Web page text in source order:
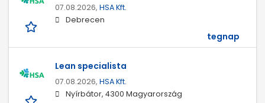
07.08.2026, HSA Kft.
Debrecen
tegnap
Lean specialista
07.08.2026, HSA Kft.
Nyírbátor, 4300 Magyarország